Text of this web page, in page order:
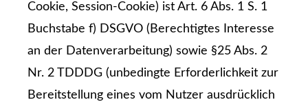
Cookie, Session-Cookie) ist Art. 6 Abs. 1 S. 1
Buchstabe f) DSGVO (Berechtigtes Interesse
an der Datenverarbeitung) sowie §25 Abs. 2
Nr. 2 TDDDG (unbedingte Erforderlichkeit zur
Bereitstellung eines vom Nutzer ausdrücklich